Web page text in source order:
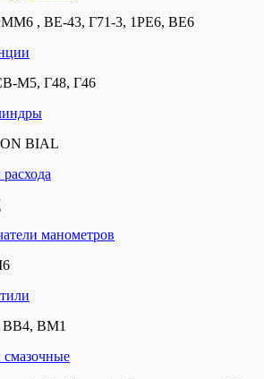
, ВЕ-43, Г71-3, 1РЕ6, ВЕ6
М5, Г48, Г46
BIAL
манометров
ВМ1
смазочные